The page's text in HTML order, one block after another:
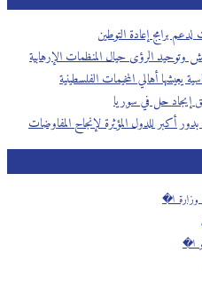
الرؤى حيال المنظمات الإرهابية
أهالي المخيمات الفلسطينية
إيجاد حل في سوريا
أكبر للدول المؤثرة لإنجاح المفاوضات
ا�
ا�